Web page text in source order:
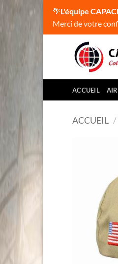
🌴L'équipe
Merci de votre
ACCUEIL
ACCUEIL /